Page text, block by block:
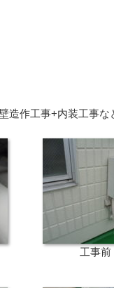
造作工事+内装工事な
工事前